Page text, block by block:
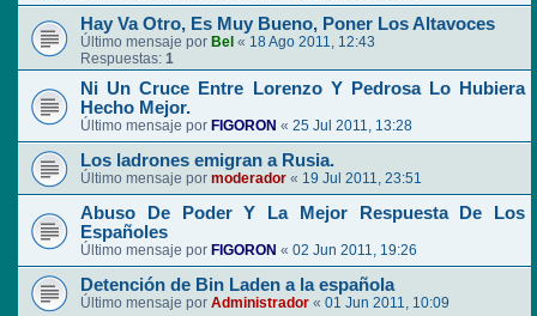
Hay Va Otro, Es Muy Bueno, Poner Los Altavoces
Último mensaje por Bel « 18 Ago 2011, 12:43
Respuestas: 1
Ni Un Cruce Entre Lorenzo Y Pedrosa Lo Hubiera
Hecho Mejor.
Último mensaje por FIGORON « 25 Jul 2011, 13:28
Los ladrones emigran a Rusia.
Último mensaje por moderador « 19 Jul 2011, 23:51
Abuso De Poder Y La Mejor Respuesta De Los
Españoles
Último mensaje por FIGORON « 02 Jun 2011, 19:26
Detención de Bin Laden a la española
Último mensaje por Administrador « 01 Jun 2011, 10:09